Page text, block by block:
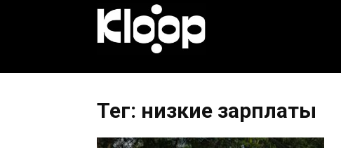
Новости
Тег: низкие зарплаты